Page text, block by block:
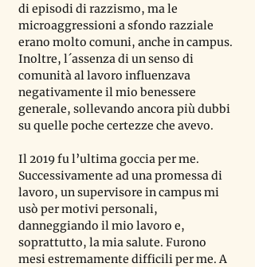
di episodi di razzismo, ma le
microaggressioni a sfondo razziale
erano molto comuni, anche in campus.
Inoltre, l´assenza di un senso di
comunità al lavoro influenzava
negativamente il mio benessere
generale, sollevando ancora più dubbi
su quelle poche certezze che avevo.
Il 2019 fu l’ultima goccia per me.
Successivamente ad una promessa di
lavoro, un supervisore in campus mi
usò per motivi personali,
danneggiando il mio lavoro e,
soprattutto, la mia salute. Furono
mesi estremamente difficili per me. A